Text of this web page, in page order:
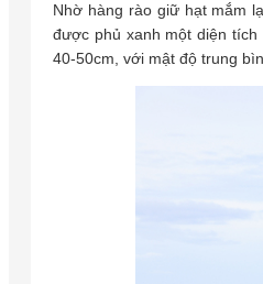
Nhờ hàng rào giữ hạt mắm
được phủ xanh một diện
40-50cm, với mật độ trung